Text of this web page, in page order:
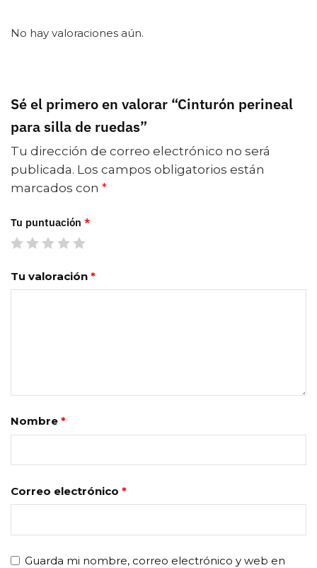
No hay valoraciones aún.
Sé el primero en valorar “Cinturón perineal
para silla de ruedas”
Tu dirección de correo electrónico no será
publicada. Los campos obligatorios están
marcados con *
Tu puntuación *
Tu valoración *
Nombre *
Correo electrónico *
Guarda mi nombre, correo electrónico y web en